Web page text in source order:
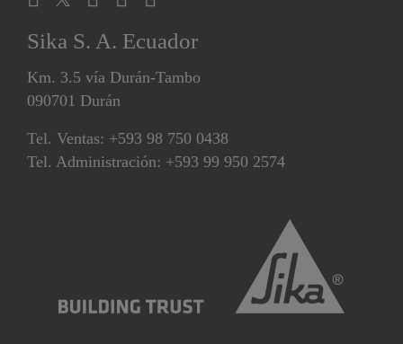
Sika S. A. Ecuador
Km. 3.5 vía Durán-Tambo
090701 Durán
Tel. Ventas: +593 98 750 0438
Tel. Administración: +593 99 950 2574